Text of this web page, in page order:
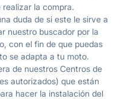
la compra.
duda de si este le sirve a
nuestro buscador por la
con el fin de que puedas
se adapta a tu moto.
de nuestros Centros de
autorizados) que están
hacer la instalación del